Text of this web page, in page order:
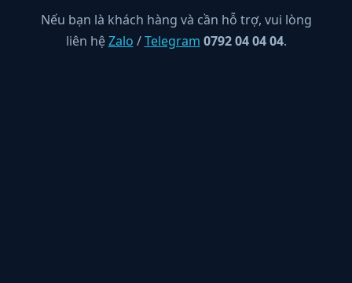
Nếu bạn là khách hàng và cần hỗ trợ, vui lòng
liên hệZalo /Telegram 0792 04 04 04.